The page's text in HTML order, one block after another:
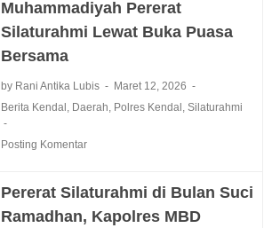
Muhammadiyah Pererat
Silaturahmi Lewat Buka Puasa
Bersama
by Rani Antika Lubis
Maret 12, 2026
Berita Kendal Daerah Polres Kendal Silaturahmi
Posting Komentar
Pererat Silaturahmi di Bulan Suci
Ramadhan, Kapolres MBD